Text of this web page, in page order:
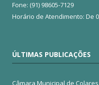
Fone: (91) 98605-7129
Horário de Atendimento: De
ÚLTIMAS PUBLICAÇÕES
Câmara Municipal de